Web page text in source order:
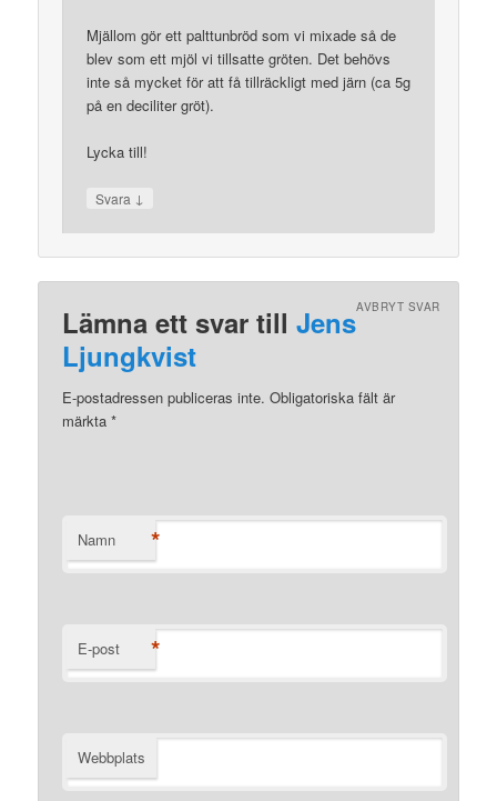
Mjällom gör ett palttunbröd som vi mixade så de
blev som ett mjöl vi tillsatte gröten. Det behövs
inte så mycket för att få tillräckligt med järn (ca 5g
på en deciliter gröt).
Lycka till!
Svara ↓
Lämna ett svar tillJens
Ljungkvist
AVBRYT SVAR
E-postadressen publiceras inte. Obligatoriska fält är
märkta*
Namn *
E-post *
Webbplats